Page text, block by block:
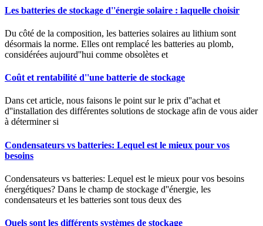
Les batteries de stockage d''énergie solaire : laquelle choisir
Du côté de la composition, les batteries solaires au lithium sont
désormais la norme. Elles ont remplacé les batteries au plomb,
considérées aujourd''hui comme obsolètes et
Coût et rentabilité d''une batterie de stockage
Dans cet article, nous faisons le point sur le prix d''achat et
d''installation des différentes solutions de stockage afin de vous aider
à déterminer si
Condensateurs vs batteries: Lequel est le mieux pour vos
besoins
Condensateurs vs batteries: Lequel est le mieux pour vos besoins
énergétiques? Dans le champ de stockage d''énergie, les
condensateurs et les batteries sont tous deux des
Quels sont les différents systèmes de stockage